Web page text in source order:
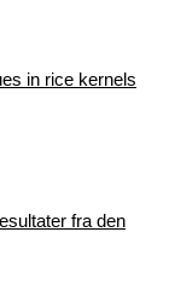
in rice kernels
fra den